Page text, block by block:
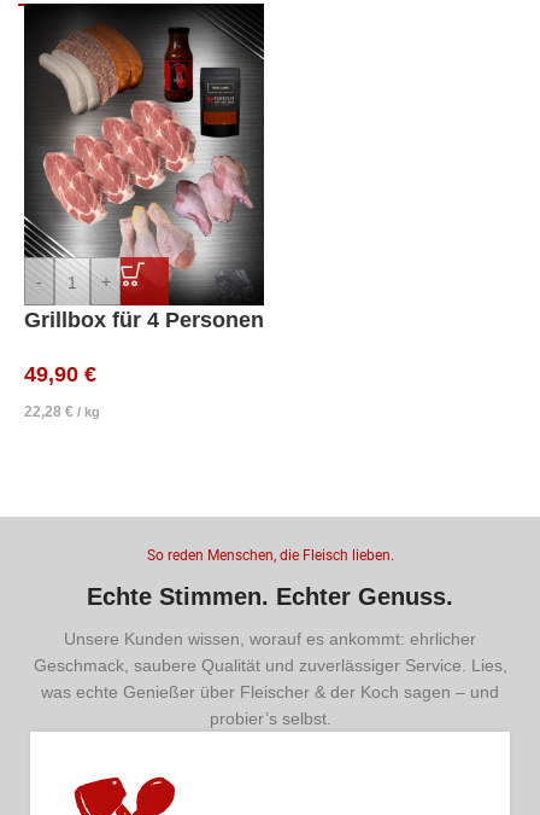
- +
Grillbox für 4 Personen
49,90 €
22,28 € / kg
So reden Menschen, die Fleisch lieben.
Echte Stimmen. Echter Genuss.
Unsere Kunden wissen, worauf es ankommt: ehrlicher
Geschmack, saubere Qualität und zuverlässiger Service. Lies,
was echte Genießer über Fleischer & der Koch sagen – und
probier’s selbst.